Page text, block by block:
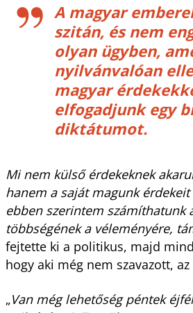
A magyar
szitán, és nem
olyan ügyben,
nyilvánvalóan
magyar
elfogadjunk egy
diktátumot.
Mi nem külső érdekeknek
hanem a saját magunk érdekeit
ebben szerintem számíthatunk
többségének a véleményére,
fejtette ki a politikus, majd
hogy aki még nem szavazott,
„Van még lehetőség péntek